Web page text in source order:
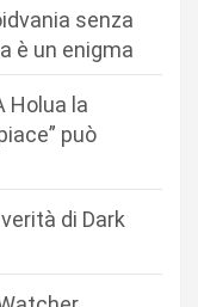
senza
è un enigma
Holua la
può
di Dark